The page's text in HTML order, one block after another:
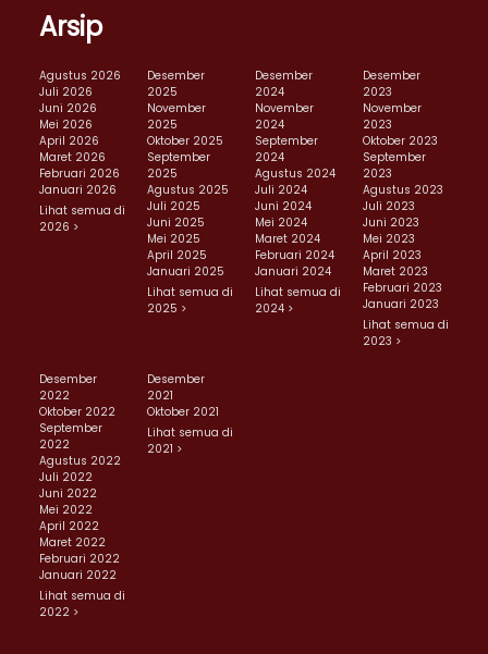
Arsip
Agustus 2026
Juli 2026
Juni 2026
Mei 2026
April 2026
Maret 2026
Februari 2026
Januari 2026
Lihat semua di
2026 >
Desember
2025
November
2025
Oktober 2025
September
2025
Agustus 2025
Juli 2025
Juni 2025
Mei 2025
April 2025
Januari 2025
Lihat semua di
2025 >
Desember
2024
November
2024
September
2024
Agustus 2024
Juli 2024
Juni 2024
Mei 2024
Maret 2024
Februari 2024
Januari 2024
Lihat semua di
2024 >
Desember
2023
November
2023
Oktober 2023
September
2023
Agustus 2023
Juli 2023
Juni 2023
Mei 2023
April 2023
Maret 2023
Februari 2023
Januari 2023
Lihat semua di
2023 >
Desember
2022
Oktober 2022
September
2022
Agustus 2022
Juli 2022
Juni 2022
Mei 2022
April 2022
Maret 2022
Februari 2022
Januari 2022
Lihat semua di
2022 >
Desember
2021
Oktober 2021
Lihat semua di
2021 >